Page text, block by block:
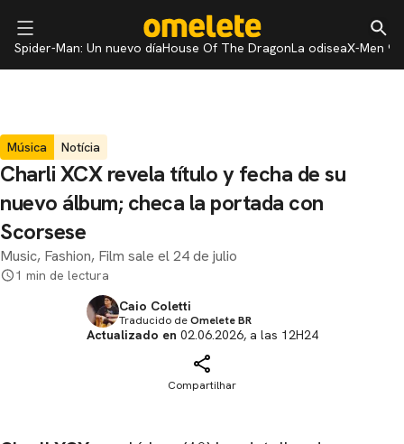
Spider-Man: Un nuevo díaHouse Of The DragonLa odiseaX-Men 97
Música Notícia
Charli XCX revela título y fecha de su
nuevo álbum; checa la portada con
Scorsese
Music, Fashion, Film sale el 24 de julio
1 min de lectura
Caio Coletti
Traducido deOmelete BR
Actualizado en 02.06.2026, a las 12H24
Compartilhar